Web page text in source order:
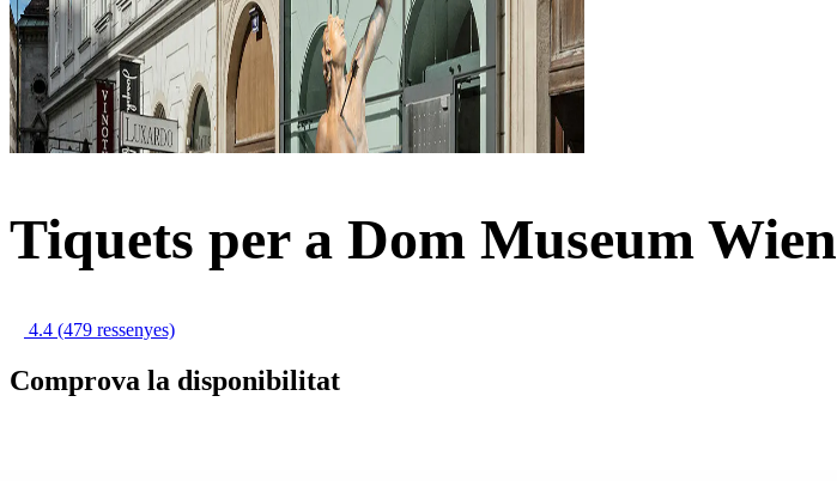
Tiquets per a Dom Museum Wien
4.4 (479 ressenyes)
Comprova la disponibilitat